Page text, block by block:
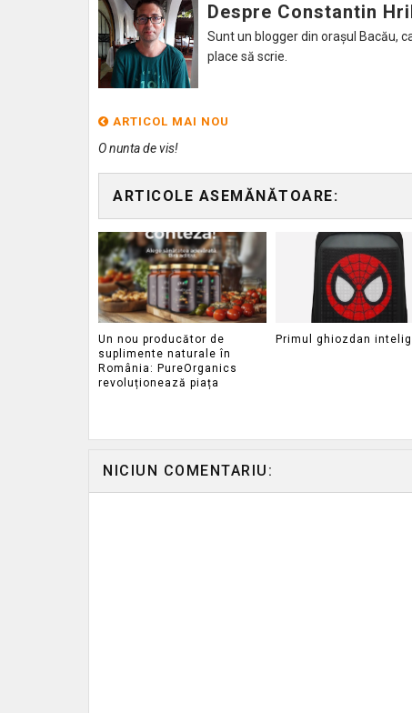
Despre Constantin
Sunt un blogger din orașul Bacău,
place să scrie.
ARTICOL MAI NOU
O nunta de vis!
ARTICOLE ASEMĂNĂTOARE:
Un nou producător de
suplimente naturale în
România: PureOrganics
revoluționează piața
Primul ghiozdan
NICIUN COMENTARIU: